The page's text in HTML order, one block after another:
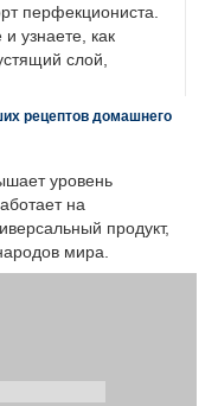
перфекциониста.
узнаете, как
слой,
рецептов домашнего
уровень
на
продукт,
мира.